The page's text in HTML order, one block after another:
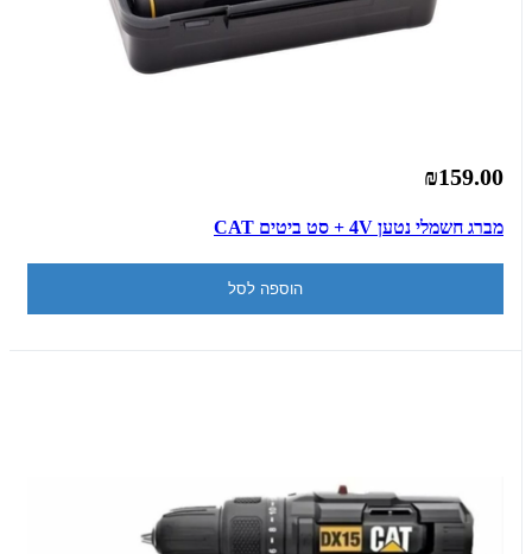
₪159.00
מברג חשמלי נטען 4V + סט ביטים CAT
הוספה לסל